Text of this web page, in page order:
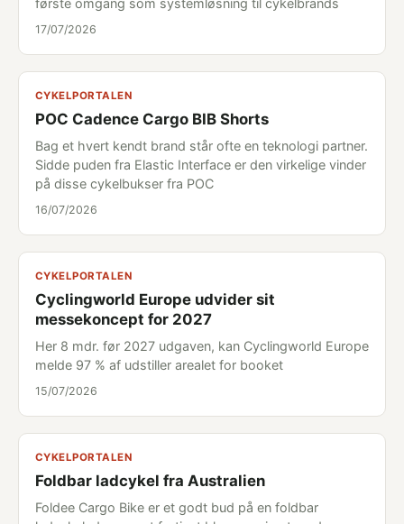
første omgang som systemløsning til cykelbrands
17/07/2026
CYKELPORTALEN
POC Cadence Cargo BIB Shorts
Bag et hvert kendt brand står ofte en teknologi partner.
Sidde puden fra Elastic Interface er den virkelige vinder
på disse cykelbukser fra POC
16/07/2026
CYKELPORTALEN
Cyclingworld Europe udvider sit
messekoncept for 2027
Her 8 mdr. før 2027 udgaven, kan Cyclingworld Europe
melde 97 % af udstiller arealet for booket
15/07/2026
CYKELPORTALEN
Foldbar ladcykel fra Australien
Foldee Cargo Bike er et godt bud på en foldbar